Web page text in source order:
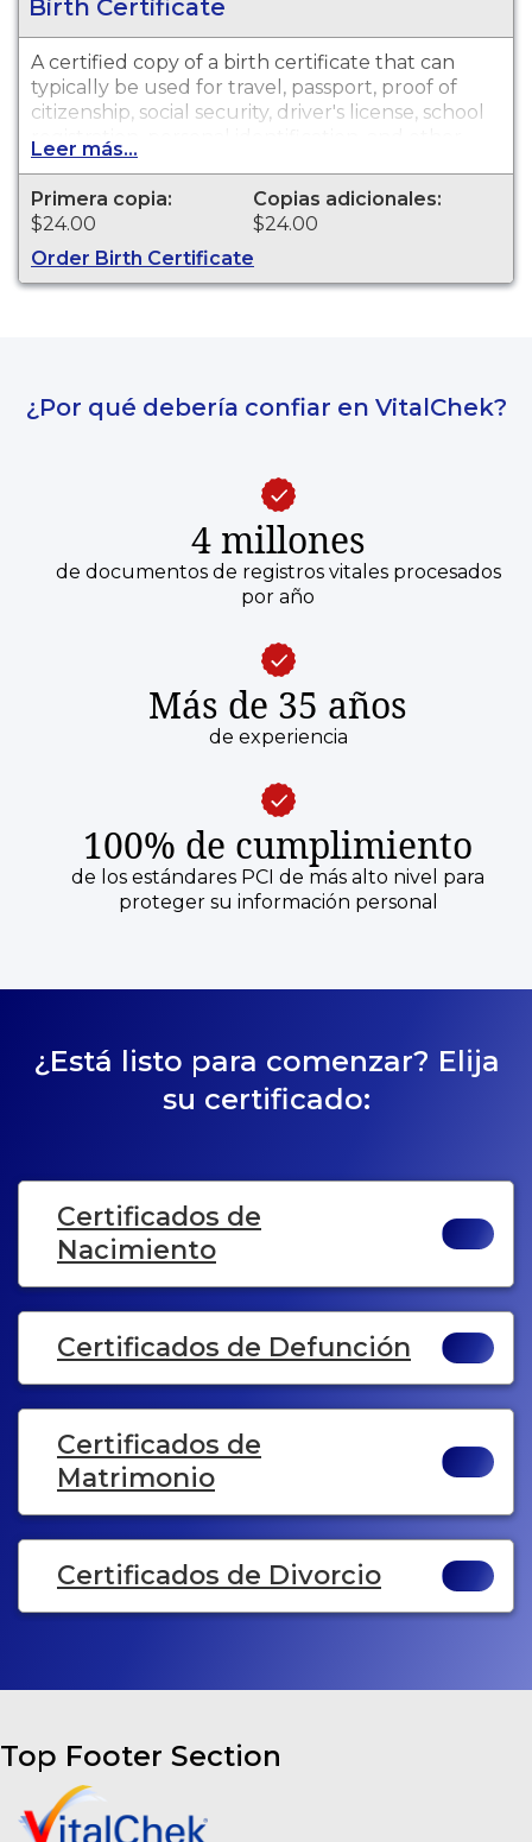
Birth Certificate
A certified copy of a birth certificate that can
typically be used for travel, passport, proof of
citizenship, social security, driver's license, school
registration, personal identification, and other
legal purposes. Birth Certificates are available for
events that occurred in the State of Ohio from
1909 to present.
Leer más...
Primera copia:
$24.00
Copias adicionales:
$24.00
Order Birth Certificate
¿Por qué debería confiar en VitalChek?
4 millones
de documentos de registros vitales procesados
por año
Más de 35 años
de experiencia
100% de cumplimiento
de los estándares PCI de más alto nivel para
proteger su información personal
¿Está listo para comenzar? Elija
su certificado:
Certificados de
Nacimiento
Certificados de Defunción
Certificados de
Matrimonio
Certificados de Divorcio
Top Footer Section